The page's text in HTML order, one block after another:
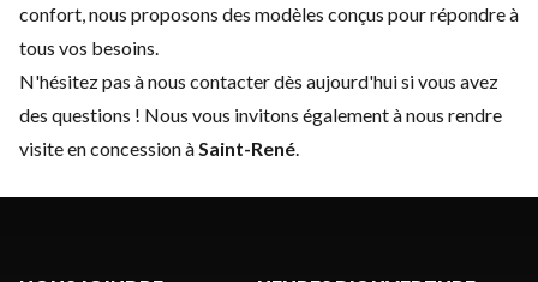
confort, nous proposons des modèles conçus pour répondre à
tous vos besoins.
N'hésitez pas ànous contacterdès aujourd'hui si vous avez
des questions ! Nous vous invitons également à nous rendre
visite en concession àSaint-René.